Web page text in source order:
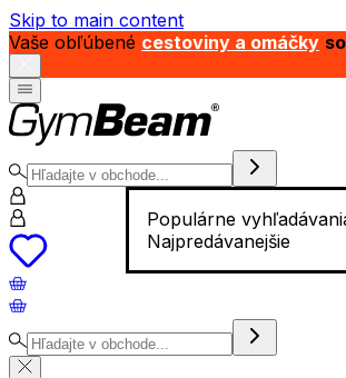
Skip to main content
Vaše obľúbené cestoviny a omáčky
Populárne
Najpredávanejšie